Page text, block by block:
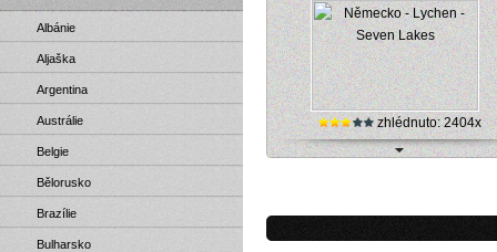
zhlédnuto: 2404x
Albánie
Aljaška
Argentina
Austrálie
Belgie
Bělorusko
Brazílie
Bulharsko